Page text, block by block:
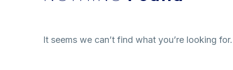
It seems we can’t find what you’re looking